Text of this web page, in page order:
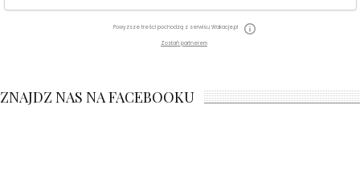
Powyższe treści pochodzą z serwisu Wakacje.pl
Zostań partnerem
ZNAJDZ NAS NA FACEBOOKU